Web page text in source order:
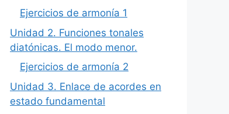
Ejercicios de armonía 1
Unidad 2. Funciones tonales
diatónicas. El modo menor.
Ejercicios de armonía 2
Unidad 3. Enlace de acordes en
estado fundamental